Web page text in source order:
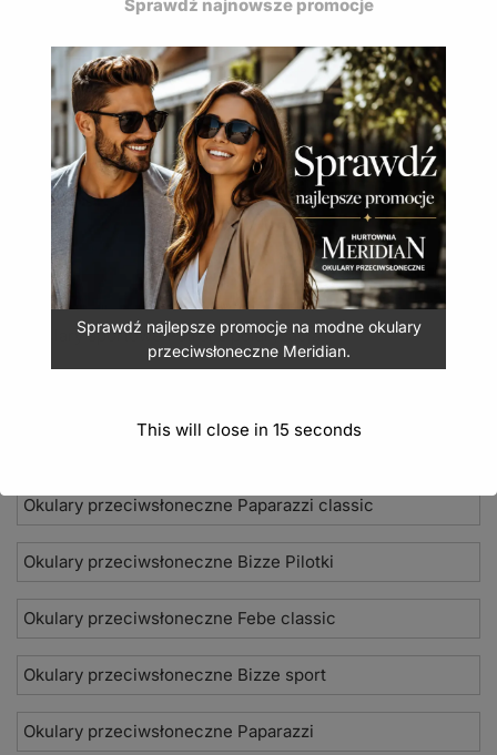
Nowości 2026
Okulary przeciwsłoneczne Seevision
Damskie okulary przeciwsłoneczne Jean Paul
Okulary polaryzacyjne Polarized gio vision
Okulary sportowe Patrol z polaryzacją
Okulary przeciwsłoneczne Paparazzi classic
Okulary przeciwsłoneczne Bizze Pilotki
Okulary przeciwsłoneczne Febe classic
Okulary przeciwsłoneczne Bizze sport
Okulary przeciwsłoneczne Paparazzi
Sprawdź najnowsze promocje
Sprawdź najlepsze promocje na modne okulary
przeciwsłoneczne Meridian.
This will close in 14 seconds